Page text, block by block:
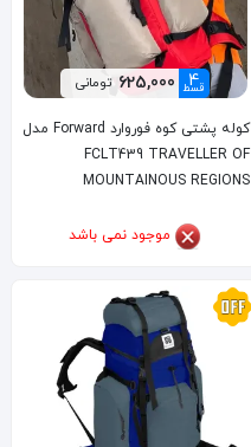
4
قسط 625,000 تومانی
کوله پشتی کوه فوروارد Forward مدل
FCLT439 TRAVELLER OF
MOUNTAINOUS REGIONS
موجود نمی باشد